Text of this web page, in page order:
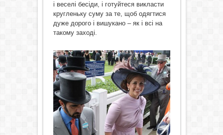
і веселі бесіди, і готуйтеся викласти
кругленьку суму за те, щоб одягтися
дуже дорого і вишукано – як і всі на
такому заході.